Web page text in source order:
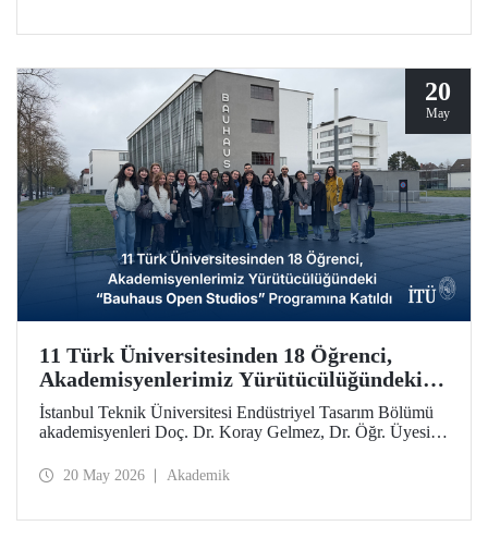
20
May
11 Türk Üniversitesinden 18 Öğrenci,
Akademisyenlerimiz Yürütücülüğündeki
“Bauhaus Open Studios” Programına
Katıldı
İstanbul Teknik Üniversitesi Endüstriyel Tasarım Bölümü
akademisyenleri Doç. Dr. Koray Gelmez, Dr. Öğr. Üyesi
ve Stiftung Bauhaus Dessau iş birliğiyle geçen Eylül
20 May 2026 Akademik